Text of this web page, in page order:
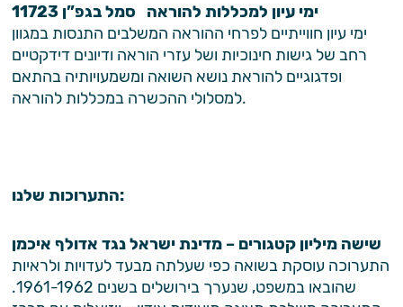
ימי עיון למכללות להוראה סמל בגפ”ן 11723
ימי עיון חווייתיים לפרחי ההוראה המשלבים התנסות במגוון
רחב של גישות חינוכיות ושל עזרי הוראה ודיונים דידקטיים
ופדגוגיים להוראת נושא השואה ומשמעויותיה בהתאם
למסלולי ההכשרה במכללות להוראה.
התערוכות שלנו:
שישה מיליון קטגורים – מדינת ישראל נגד אדולף איכמן
התערוכה עוסקת בשואה כפי שעלתה מבעד לעדויות ולראיות
שהובאו במשפט, שנערך בירושלים בשנים 1961-1962.